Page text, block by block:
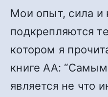
Мои опыт, сила и
подкрепляются
котором я
книге АА: “Самым
является не что